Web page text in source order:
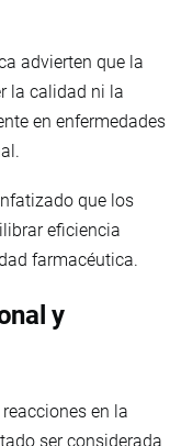
advierten que la
la calidad ni la
en enfermedades
que los
eficiencia
farmacéutica.
y
en la
ser considerada